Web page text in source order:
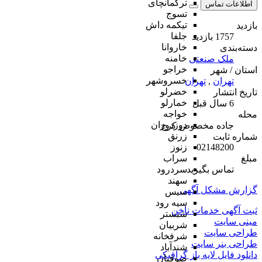
ترکمانچای
تسوج
تیکمه داش
جلفا
خاروانا
خامنه
خراجو
خسروشهر
خضرلو
خمارلو
خواجه
دوزدوزان
زرنق
زنوز
سراب
سردرود
سهند
سیس
سیه رود
شبستر
شربیان
شرفخانه
شندآباد
صوفیان
اطلاعات تماس
بازدید
1757 بازدید
دسته‌بندی
ملک صنعتی
استان / شهر
تهران , تهران
تاریخ انتشار
6 سال قبل
محله
جاده مخصوص کرج
شماره ثابت
02148200
مبلغ
تماس بگیرید
گزارش مشکل آگهی
ثبت آگهی خدمات ناخن
مینی سایت
طراحی سایت
طراحی بنر سایت
دانلود فایل لایه باز گرافیکی